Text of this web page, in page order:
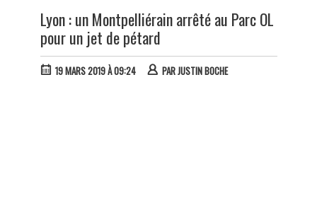
Lyon : un Montpelliérain arrêté au Parc OL
pour un jet de pétard
19 MARS 2019 À 09:24 PARJUSTIN BOCHE